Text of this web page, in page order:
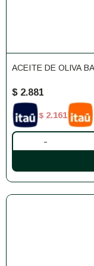
ACEITE DE OLIVA
$ 2.881
$ 2.161
-